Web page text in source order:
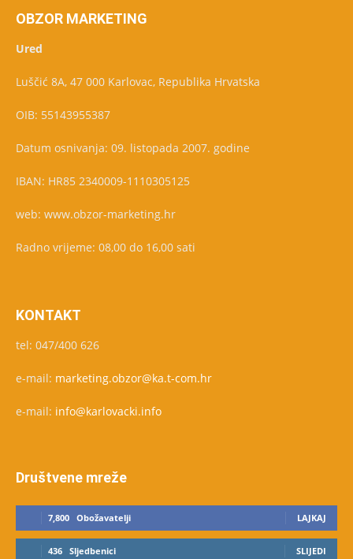
OBZOR MARKETING
Ured
Luščić 8A, 47 000 Karlovac, Republika Hrvatska
OIB: 55143955387
Datum osnivanja: 09. listopada 2007. godine
IBAN: HR85 2340009-1110305125
web: www.obzor-marketing.hr
Radno vrijeme: 08,00 do 16,00 sati
KONTAKT
tel: 047/400 626
e-mail: marketing.obzor@ka.t-com.hr
e-mail: info@karlovacki.info
Društvene mreže
7,800 Obožavatelji LAJKAJ
436 Sljedbenici SLIJEDI